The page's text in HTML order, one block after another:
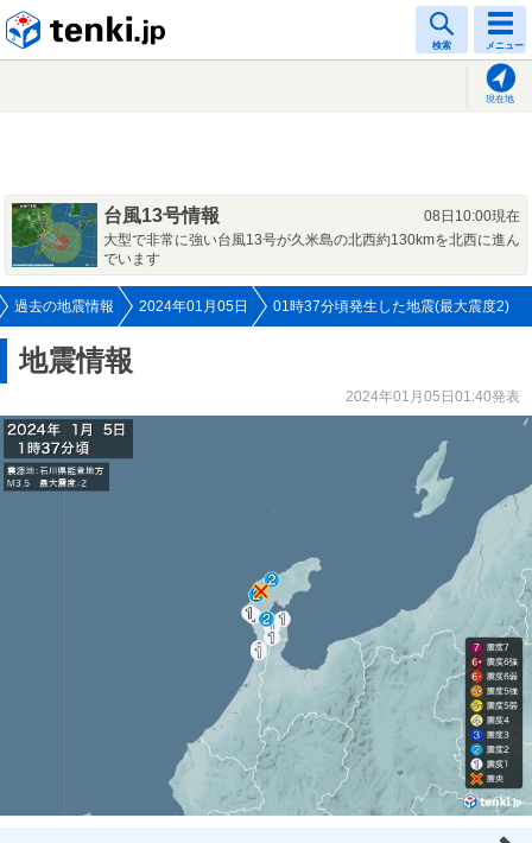
検索 メニュー
現在地
台風13号情報
08日10:00現在
大型で非常に強い台風13号が久米島の北西約130kmを北西に進ん
でいます
過去の地震情報 2024年01月05日 01時37分頃発生した地震(最大震度2)
地震情報
2024年01月05日01:40発表